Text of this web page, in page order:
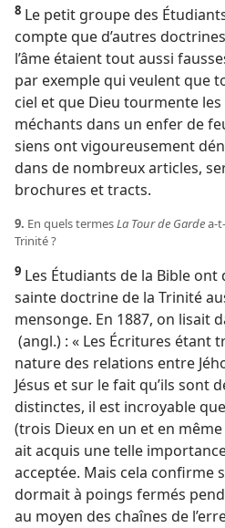
8 Le petit groupe des
compte que d’autres
l’âme étaient tout aussi
par exemple qui veulent que
ciel et que Dieu tourmente
méchants dans un enfer de
siens ont vigoureusement
dans de nombreux articles,
brochures et tracts.
9. En quels termesLa Tour de Gardea-​
Trinité ?
9 Les Étudiants de la Bible
sainte doctrine de la Trinité
mensonge. En 1887, on lisait
(angl.) : « Les Écritures étant
nature des relations entre
Jésus et sur le fait qu’ils sont
distinctes, il est incroyable
(trois Dieux en un et en
ait acquis une telle
acceptée. Mais cela confirme
dormait à poings fermés
au moyen des chaînes de